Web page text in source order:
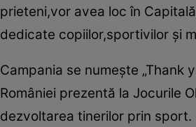
prieteni,vor avea loc în
dedicate copiilor,sportivilor şi
Campania se numeşte „Thank
României prezentă la Jocurile
dezvoltarea tinerilor prin sport.